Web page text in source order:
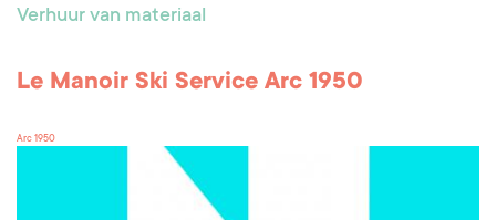
Verhuur van materiaal
Le Manoir Ski Service Arc 1950
Arc 1950